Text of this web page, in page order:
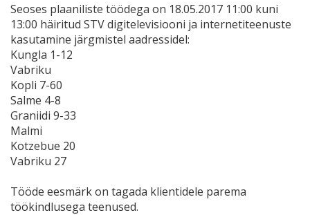
Seoses plaaniliste töödega on 18.05.2017 11:00 kuni
13:00 häiritud STV digitelevisiooni ja internetiteenuste
kasutamine järgmistel aadressidel:
Kungla 1-12
Vabriku
Kopli 7-60
Salme 4-8
Graniidi 9-33
Malmi
Kotzebue 20
Vabriku 27
Tööde eesmärk on tagada klientidele parema
töökindlusega teenused.